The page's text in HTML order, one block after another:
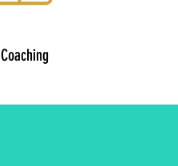
Coaching